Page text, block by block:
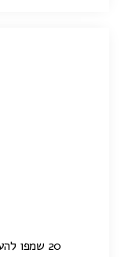
20 שמפו להענקת נפח לשיער דק ודליל | 250 מ"ל